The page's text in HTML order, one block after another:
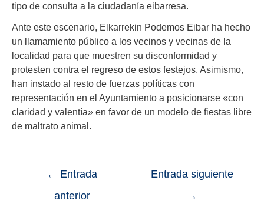
tipo de consulta a la ciudadanía eibarresa.
Ante este escenario, Elkarrekin Podemos Eibar ha hecho
un llamamiento público a los vecinos y vecinas de la
localidad para que muestren su disconformidad y
protesten contra el regreso de estos festejos. Asimismo,
han instado al resto de fuerzas políticas con
representación en el Ayuntamiento a posicionarse «con
claridad y valentía» en favor de un modelo de fiestas libre
de maltrato animal.
← Entrada
anterior
Entrada siguiente
→